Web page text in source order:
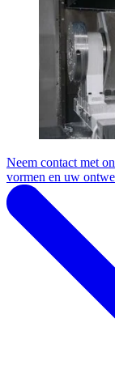
Neem contact met
vormen en uw